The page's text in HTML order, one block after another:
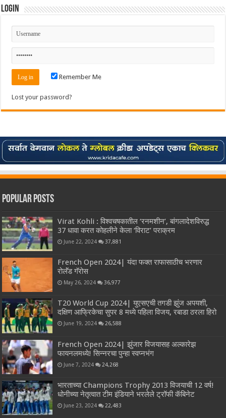
Login
Remember Me
Lost your password?
Popular Posts
Virat Kohli : विश्वचषकातील ‘रनमशीन’, बांगलादेशविरुद्ध
37 धावा करत कोहलीने केला ‘विराट’ पराक्रम
June 22, 2024 37,881
French Open 2024| यंदा फक्त राफासाठीच भरणार
रोलॅंड गॅरोस
May 26, 2024 36,977
T20 World Cup 2024| युएसएची तगडी झुंज अपयशी,
दक्षिण आफ्रिकेचा सुपर 8 मध्ये पहिला विजय, रबाडा ठरला हिरो
June 19, 2024 26,588
French Open 2024| झुंजार विजयासह अल्कारेझ
फायनलमध्ये! सिन्नरचा पुन्हा स्वप्नभंग
June 7, 2024 24,268
भारताच्या Champions Trophy 2013 विजयाची 12 वर्ष!
धोनीच्या नेतृत्वात टीम इंडियाने भरलेले ट्रॉफी कॅबिनेट
June 23, 2024 22,483